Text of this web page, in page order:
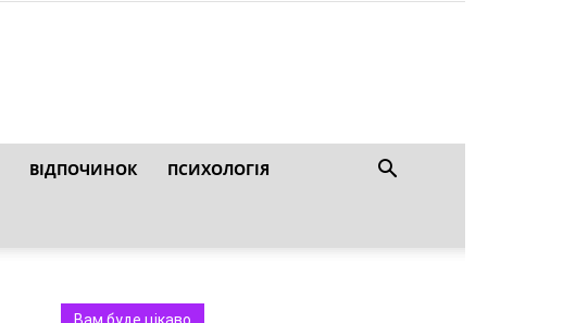
ВІДПОЧИНОК ПСИХОЛОГІЯ